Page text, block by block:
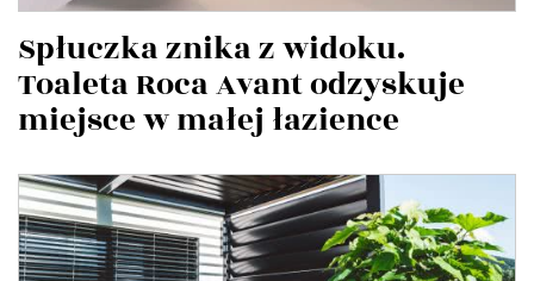
Spłuczka znika z widoku.
Toaleta Roca Avant odzyskuje
miejsce w małej łazience